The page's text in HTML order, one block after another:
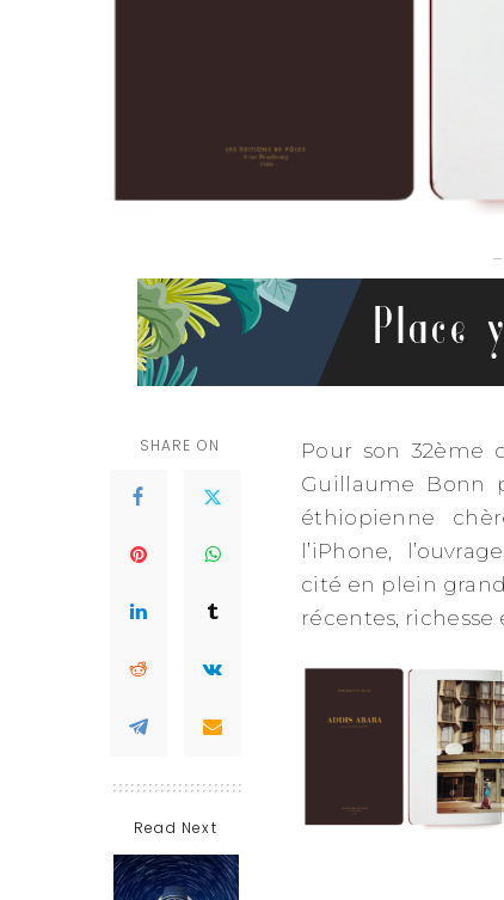
SHARE ON
Read Next
Pour son 32ème
Guillaume Bonn
éthiopienne
l’iPhone,
cité en plein
récentes,